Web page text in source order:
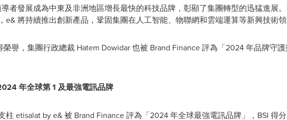
者發展成為中東及非洲地區增長最快的科技品牌，彰顯了集團轉型的迅猛進展
e& 將持續推出創新產品，鞏固集團在人工智能、物聯網和雲端運算等新興技術領
榮譽，集團行政總裁 Hatem Dowidar 也被 Brand Finance 評為「2024 年品牌守
年全球第1 及最強電訊品牌
柱 etisalat by e& 被 Brand Finance 評為「2024 年全球最強電訊品牌」，BSI 得